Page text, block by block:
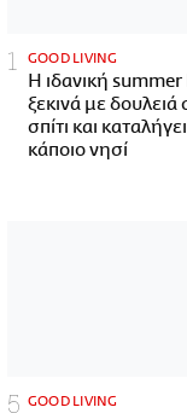
GOOD LIVING
Η ιδανική
ξεκινά με δουλειά
σπίτι και
κάποιο νησί
GOOD LIVING